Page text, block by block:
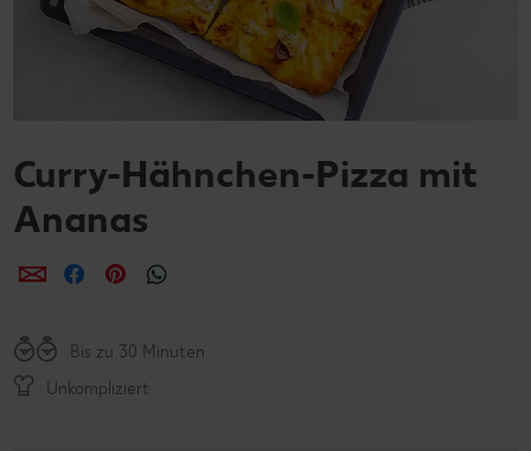
Curry-Hähnchen-Pizza mit
Ananas
per E-Mail teilen
per Facebook teilen
per Pinterest teilen
Bis zu 30 Minuten
Unkompliziert